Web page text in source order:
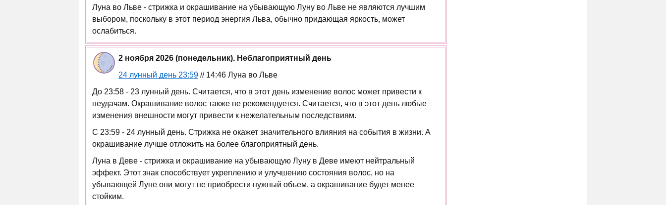
Луна во Льве - стрижка и окрашивание на убывающую Луну во Льве не являются лучшим
выбором, поскольку в этот период энергия Льва, обычно придающая яркость, может
ослабиться.
2 ноября 2026 (понедельник). Неблагоприятный день
24 лунный день 23:59 // 14:46 Луна во Льве
До 23:58 - 23 лунный день. Считается, что в этот день изменение волос может привести к
неудачам. Окрашивание волос также не рекомендуется. Считается, что в этот день любые
изменения внешности могут привести к нежелательным последствиям.
С 23:59 - 24 лунный день. Стрижка не окажет значительного влияния на события в жизни. А
окрашивание лучше отложить на более благоприятный день.
Луна в Деве - стрижка и окрашивание на убывающую Луну в Деве имеют нейтральный
эффект. Этот знак способствует укреплению и улучшению состояния волос, но на
убывающей Луне они могут не приобрести нужный объем, а окрашивание будет менее
стойким.